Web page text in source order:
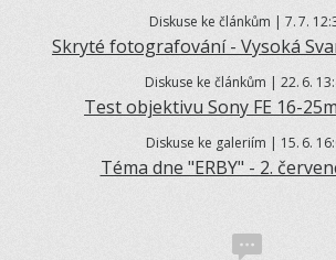
Diskuse ke článkům | 7.7.
Skryté fotografování - Vysoká
Diskuse ke článkům | 22. 6.
Test objektivu Sony FE 16-
Diskuse ke galeriím | 15. 6.
Téma dne "ERBY" - 2.